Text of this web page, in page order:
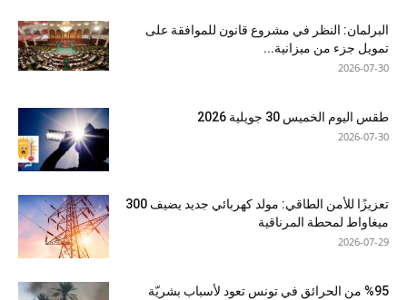
البرلمان: النظر في مشروع قانون للموافقة على
تمويل جزء من ميزانية...
2026-07-30
طقس اليوم الخميس 30 جويلية 2026
2026-07-30
تعزيزًا للأمن الطاقي: مولد كهربائي جديد يضيف 300
ميغاواط لمحطة المرناقية
2026-07-29
%95 من الحرائق في تونس تعود لأسباب بشريّة